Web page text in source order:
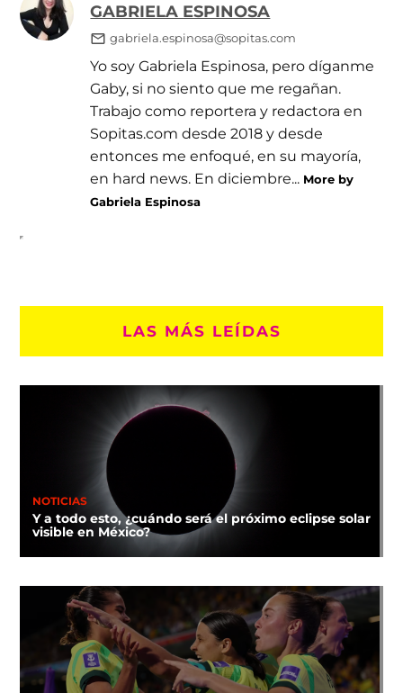
GABRIELA ESPINOSA
gabriela.espinosa@sopitas.com
Yo soy Gabriela Espinosa, pero díganme
Gaby, si no siento que me regañan.
Trabajo como reportera y redactora en
Sopitas.com desde 2018 y desde
entonces me enfoqué, en su mayoría,
en hard news. En diciembre... More by
Gabriela Espinosa
LAS MÁS LEÍDAS
NOTICIAS
Y a todo esto, ¿cuándo será el próximo eclipse solar
visible en México?